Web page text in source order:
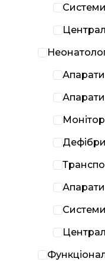
Апарати